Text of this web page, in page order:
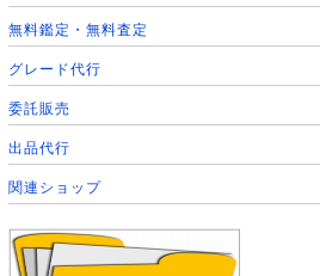
無料鑑定・無料査定
グレード代行
委託販売
出品代行
関連ショップ